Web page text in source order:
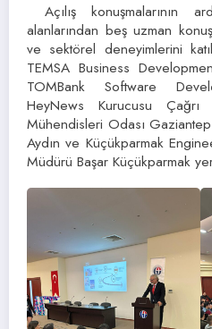
Açılış konuşmalarının
alanlarından beş uzman
ve sektörel deneyimlerini
TEMSA Business
TOMBank Software
HeyNews Kurucusu
Mühendisleri Odası Gaziantep
Aydın ve Küçükparmak
Müdürü Başar Küçükparmak